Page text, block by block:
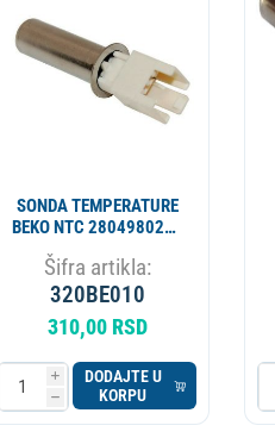
KOTAO
APARAT ZA PIVO
SONDA TEMPERATURE
BEKO NTC 2804980200
2806720200 TR ALT.
320BE008
Šifra artikla:
320BE010
310,00 RSD
i
h
DODAJTE U
KORPU